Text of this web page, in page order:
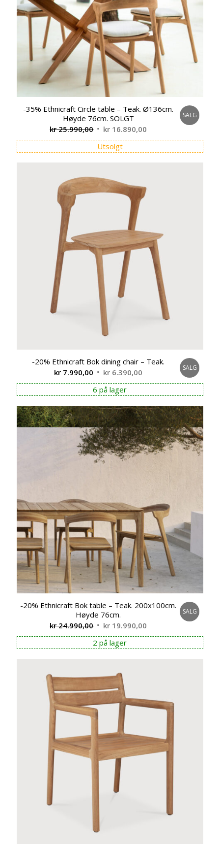
-35% Ethnicraft Circle table – Teak. Ø136cm.
Høyde 76cm. SOLGT
kr25.990,00 Opprinnelig
pris
var:
kr 25.990,00.
kr 16.890,00 Nåværende
pris
er:
kr 16.890,00.
SALG
Utsolgt
-20% Ethnicraft Bok dining chair – Teak.
kr7.990,00 Opprinnelig
pris
var:
kr 7.990,00.
kr 6.390,00 Nåværende
pris
er:
kr 6.390,00.
SALG
6 på lager
-20% Ethnicraft Bok table – Teak. 200x100cm.
Høyde 76cm.
kr24.990,00 Opprinnelig
pris
var:
kr 24.990,00.
kr 19.990,00
pris
er:
kr 19.990,00.
SALG
2 på lager